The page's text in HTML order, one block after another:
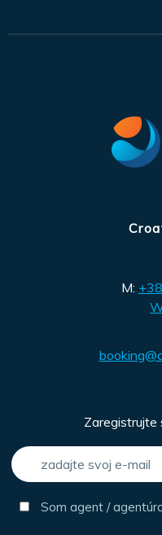
M:
Zaregistrujte
Som agent /